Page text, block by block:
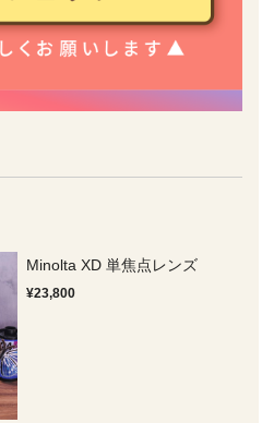
Minolta XD 単焦点レンズ
¥23,800